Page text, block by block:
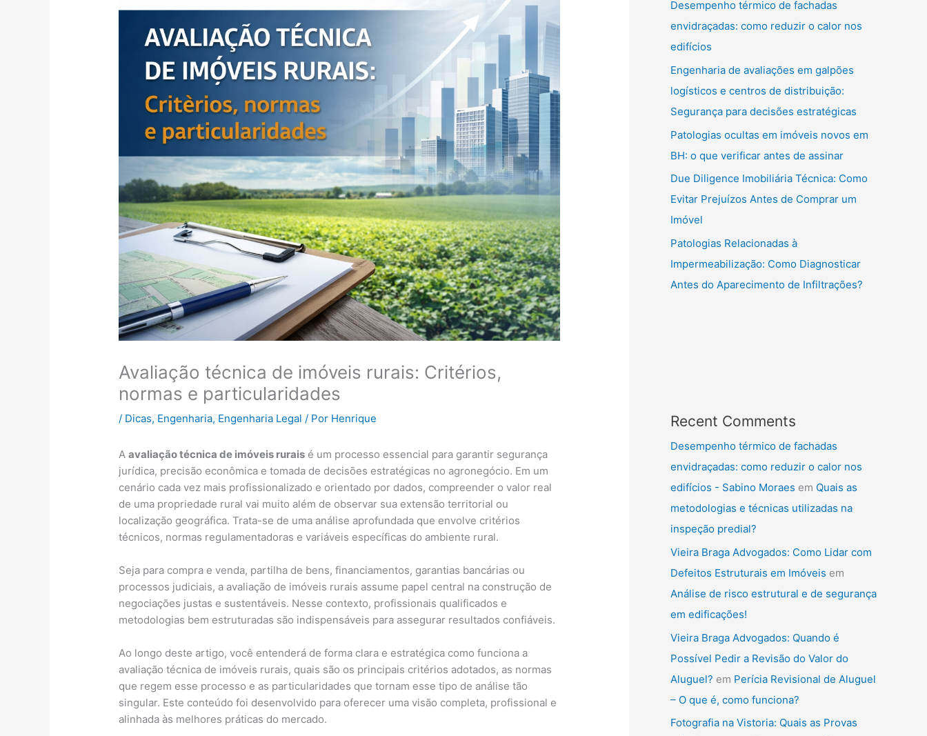
Avaliação técnica de imóveis rurais: Critérios,
normas e particularidades
/ Dicas, Engenharia, Engenharia Legal / Por Henrique
Aavaliação técnica de imóveis rurais é um processo essencial para garantir segurança
jurídica, precisão econômica e tomada de decisões estratégicas no agronegócio. Em um
cenário cada vez mais profissionalizado e orientado por dados, compreender o valor real
de uma propriedade rural vai muito além de observar sua extensão territorial ou
localização geográfica. Trata-se de uma análise aprofundada que envolve critérios
técnicos, normas regulamentadoras e variáveis específicas do ambiente rural.
Seja para compra e venda, partilha de bens, financiamentos, garantias bancárias ou
processos judiciais, a avaliação de imóveis rurais assume papel central na construção de
negociações justas e sustentáveis. Nesse contexto, profissionais qualificados e
metodologias bem estruturadas são indispensáveis para assegurar resultados confiáveis.
Ao longo deste artigo, você entenderá de forma clara e estratégica como funciona a
avaliação técnica de imóveis rurais, quais são os principais critérios adotados, as normas
que regem esse processo e as particularidades que tornam esse tipo de análise tão
singular. Este conteúdo foi desenvolvido para oferecer uma visão completa, profissional e
alinhada às melhores práticas do mercado.
Desempenho térmico de fachadas
envidraçadas: como reduzir o calor nos
edifícios
Engenharia de avaliações em galpões
logísticos e centros de distribuição:
Segurança para decisões estratégicas
Patologias ocultas em imóveis novos em
BH: o que verificar antes de assinar
Due Diligence Imobiliária Técnica: Como
Evitar Prejuízos Antes de Comprar um
Imóvel
Patologias Relacionadas à
Impermeabilização: Como Diagnosticar
Antes do Aparecimento de Infiltrações?
Recent Comments
Desempenho térmico de fachadas
envidraçadas: como reduzir o calor nos
edifícios - Sabino Moraes em Quais as
metodologias e técnicas utilizadas na
inspeção predial?
Vieira Braga Advogados: Como Lidar com
Defeitos Estruturais em Imóveis em
Análise de risco estrutural e de segurança
em edificações!
Vieira Braga Advogados: Quando é
Possível Pedir a Revisão do Valor do
Aluguel? em Perícia Revisional de Aluguel
– O que é, como funciona?
Fotografia na Vistoria: Quais as Provas